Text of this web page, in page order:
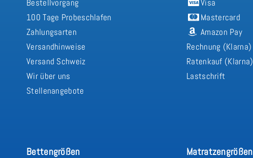
Bestellvorgang
100 Tage Probeschlafen
Zahlungsarten
Versandhinweise
Versand Schweiz
Wir über uns
Stellenangebote
Visa
Mastercard
Amazon Pay
Rechnung (Klarna)
Ratenkauf (Klarna)
Lastschrift
Bettengrößen Matratzengrößen